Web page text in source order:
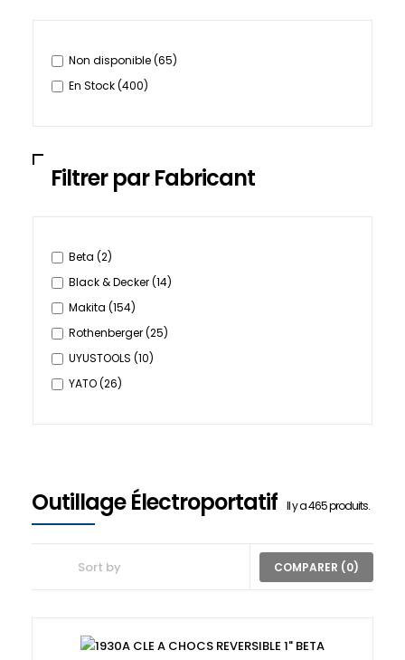
Non disponible(65)
En Stock(400)
Filtrer par Fabricant
Beta (2)
Black & Decker(14)
Makita (154)
Rothenberger(25)
UYUSTOOLS (10)
YATO(26)
Outillage Électroportatif Il y a 465 produits.
COMPARER (0)